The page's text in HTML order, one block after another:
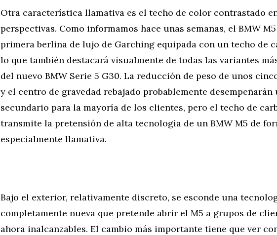
Otra característica llamativa es el techo de color contrastado
perspectivas. Como informamos hace unas semanas, el BMW
primera berlina de lujo de Garching equipada con un techo de
lo que también destacará visualmente de todas las variantes
del nuevo BMW Serie 5 G30. La reducción de peso de unos
y el centro de gravedad rebajado probablemente desempeñarán
secundario para la mayoría de los clientes, pero el techo de
transmite la pretensión de alta tecnología de un BMW M5 de
especialmente llamativa.
Bajo el exterior, relativamente discreto, se esconde una
completamente nueva que pretende abrir el M5 a grupos de
ahora inalcanzables. El cambio más importante tiene que ver